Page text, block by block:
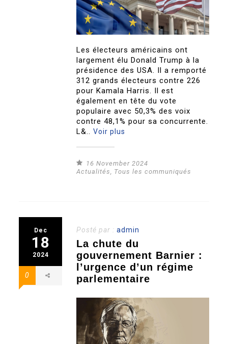
Les électeurs américains ont
largement élu Donald Trump à la
présidence des USA. Il a remporté
312 grands électeurs contre 226
pour Kamala Harris. Il est
également en tête du vote
populaire avec 50,3% des voix
contre 48,1% pour sa concurrente.
L&..Voir plus
16 November 2024
Actualités, Tous les communiqués
Dec
18
2024
0
Posté par :admin
La chute du
gouvernement Barnier :
l’urgence d’un régime
parlementaire